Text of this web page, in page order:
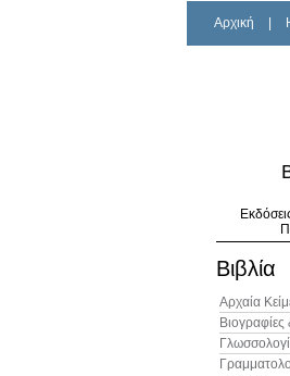
Αρχική
Βιβλία
Αρχαία